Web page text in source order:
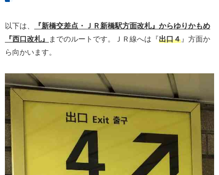
以下は、
『新橋交差点・ＪＲ新橋駅方面改札』からゆりかもめ
『西口改札』
までのルートです。ＪＲ線へは『出口４ 』方面か
ら向かいます。